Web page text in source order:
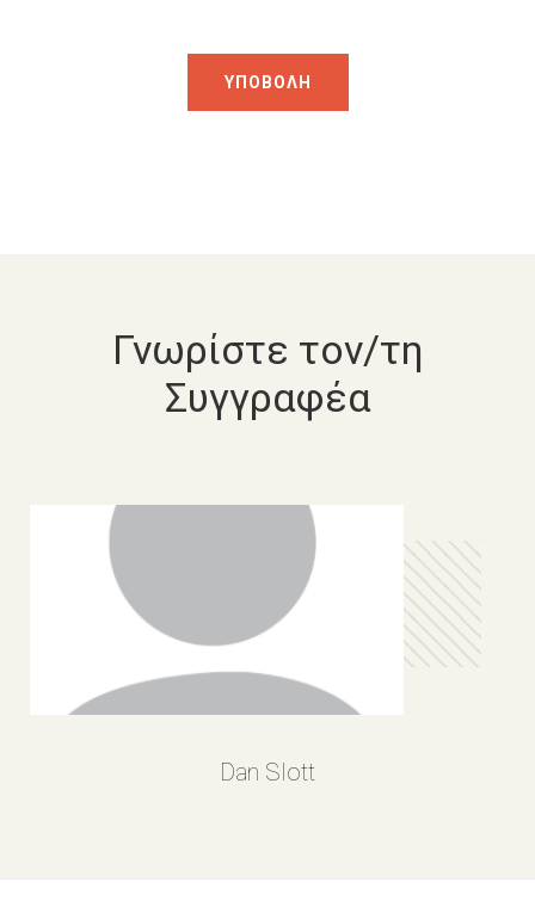
Γνωρίστε τον/τη
Συγγραφέα
Dan Slott